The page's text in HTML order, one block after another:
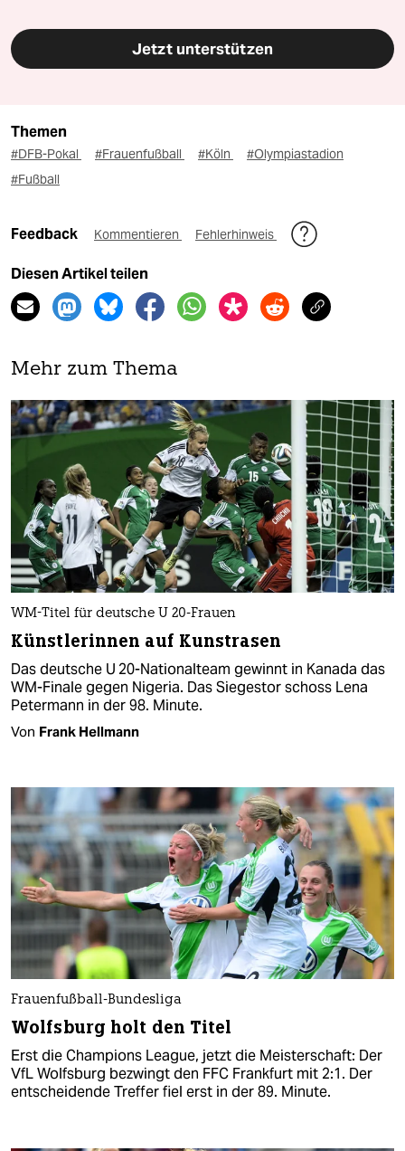
Jetzt unterstützen
Themen
#DFB-Pokal #Frauenfußball #Köln
#Olympiastadion
#Fußball
Feedback Kommentieren Fehlerhinweis
Diesen Artikel teilen
Mehr zum Thema
WM-Titel für deutsche U 20-Frauen
Künstlerinnen auf Kunstrasen
Das deutsche U 20-Nationalteam gewinnt in Kanada das
WM-Finale gegen Nigeria. Das Siegestor schoss Lena
Petermann in der 98. Minute.
Von Frank Hellmann
Frauenfußball-Bundesliga
Wolfsburg holt den Titel
Erst die Champions League, jetzt die Meisterschaft: Der
VfL Wolfsburg bezwingt den FFC Frankfurt mit 2:1. Der
entscheidende Treffer fiel erst in der 89. Minute.